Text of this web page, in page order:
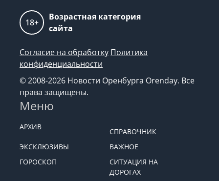
18+
Возрастная категория
сайта
Согласие на обработку Политика
конфиденциальности
© 2008-2026 Новости Оренбурга Orenday. Все
права защищены.
Меню
АРХИВ
СПРАВОЧНИК
ЭКСКЛЮЗИВЫ
ВАЖНОЕ
ГОРОСКОП
СИТУАЦИЯ НА
ДОРОГАХ